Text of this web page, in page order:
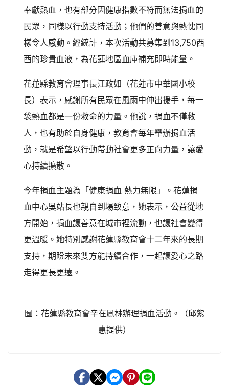
奉獻熱血，也有部分因健康指數不符而無法捐血的
民眾，同樣以行動支持活動；他們的善意與熱忱同
樣令人感動。經統計，本次活動共募集到13,750西
西的珍貴血液，為花蓮地區血庫補充即時能量。
花蓮縣教育會理事長江政如（花蓮市中華國小校
長）表示，感謝所有民眾在風雨中伸出援手，每一
袋熱血都是一份救命的力量。他說，捐血不僅救
人，也有助於自身健康，教育會每年舉辦捐血活
動，就是希望以行動帶動社會更多正向力量，讓愛
心持續擴散。
今年捐血主題為「健康捐血 熱力無限」。花蓮捐
血中心吳站長也親自到場致意，她表示，公益從地
方開始，捐血讓善意在城市裡流動，也讓社會變得
更溫暖。她特別感謝花蓮縣教育會十二年來的長期
支持，期盼未來雙方能持續合作，一起讓愛心之路
走得更長更遠。
圖：花蓮縣教育會辛在鳳林辦理捐血活動。（邱紫
惠提供）